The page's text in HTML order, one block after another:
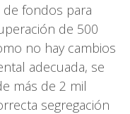
fondos para
de 500
no hay cambios
adecuada, se
más de 2 mil
segregación